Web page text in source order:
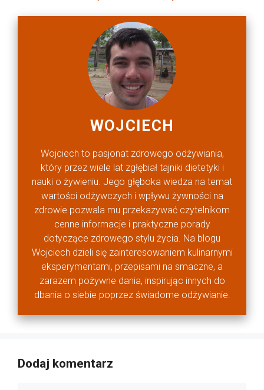
WOJCIECH
Wojciech to pasjonat zdrowego odżywiania,
który przez wiele lat zgłębiał tajniki dietetyki i
nauki o żywieniu. Jego głęboka wiedza na temat
wartości odżywczych i wpływu żywności na
zdrowie pozwala mu przekazywać czytelnikom
cenne informacje i praktyczne porady
dotyczące zdrowego stylu życia. Na blogu
Wojciech dzieli się zainteresowaniem kulinarnymi
eksperymentami, przepisami na smaczne, a
zarazem pożywne dania, inspirując innych do
dbania o siebie poprzez świadome odżywianie.
Dodaj komentarz